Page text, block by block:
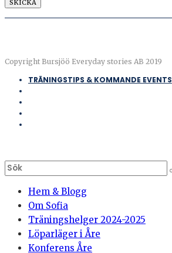
Copyright Bursjöö Everyday stories AB 2019
TRÄNINGSTIPS & KOMMANDE EVENTS
Hem & Blogg
Om Sofia
Träningshelger 2024-2025
Löparläger i Åre
Konferens Åre